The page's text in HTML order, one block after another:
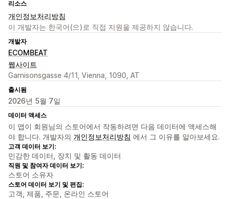
리소스
개인정보처리방침
이 개발자는 한국어(으)로 직접 지원을 제공하지 않습니다.
개발자
ECOMBEAT
웹사이트
Garnisonsgasse 4/11, Vienna, 1090, AT
출시됨
2026년 5월 7일
데이터 액세스
이 앱이 회원님의 스토어에서 작동하려면 다음 데이터에 액세스해
야 합니다. 개발자의 개인정보처리방침 에서 그 이유를 알아보세요.
고객 데이터 보기:
민감한 데이터, 장치 및 활동 데이터
직원 및 참여자 데이터 보기:
스토어 소유자
스토어 데이터 보기 및 편집:
고객, 제품, 주문, 온라인 스토어